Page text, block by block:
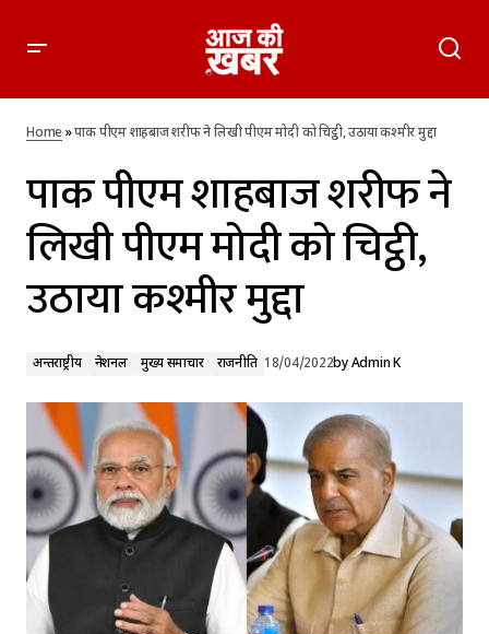
मुद्दा
Home»पाक पीएम शाहबाज शरीफ ने लिखी पीएम मोदी को चिट्ठी, उठाया कश्मीर मुद्दा
पाक पीएम शाहबाज शरीफ ने
लिखी पीएम मोदी को चिट्ठी,
उठाया कश्मीर मुद्दा
अन्तर्राष्ट्रीय नेशनल मुख्य समाचार राजनीति 18/04/2022byAdmin K